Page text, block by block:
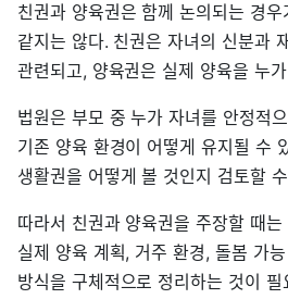
친권과 양육권은 함께 논의되는 경우
같지는 않다. 친권은 자녀의 신분과
관련되고, 양육권은 실제 양육을 누
법원은 부모 중 누가 자녀를 안정적
기존 양육 환경이 어떻게 유지될 수
생활권을 어떻게 볼 것인지 검토할
따라서 친권과 양육권을 주장할 때
실제 양육 계획, 거주 환경, 돌봄 가
방식을 구체적으로 정리하는 것이 필